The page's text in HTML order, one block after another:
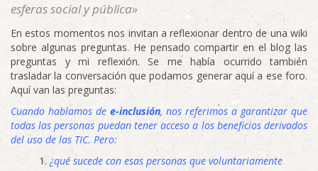
esferas social y pública»
En estos momentos nos invitan a reflexionar dentro de una wiki
sobre algunas preguntas. He pensado compartir en el blog las
preguntas y mi reflexión. Se me había ocurrido también
trasladar la conversación que podamos generar aquí a ese foro.
Aquí van las preguntas:
Cuando hablamos de e-inclusión, nos referimos a garantizar que
todas las personas puedan tener acceso a los beneficios derivados
del uso de las TIC. Pero:
¿qué sucede con esas personas que voluntariamente